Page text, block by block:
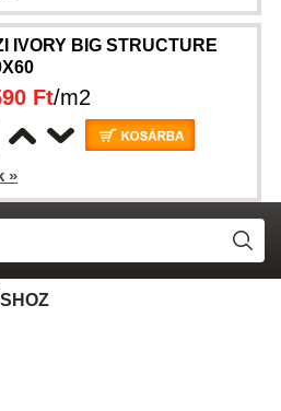
IVORY BIG STRUCTURE
Ft/m2
»